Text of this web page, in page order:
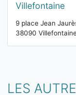
Villefontaine
9 place Jean
38090
LES